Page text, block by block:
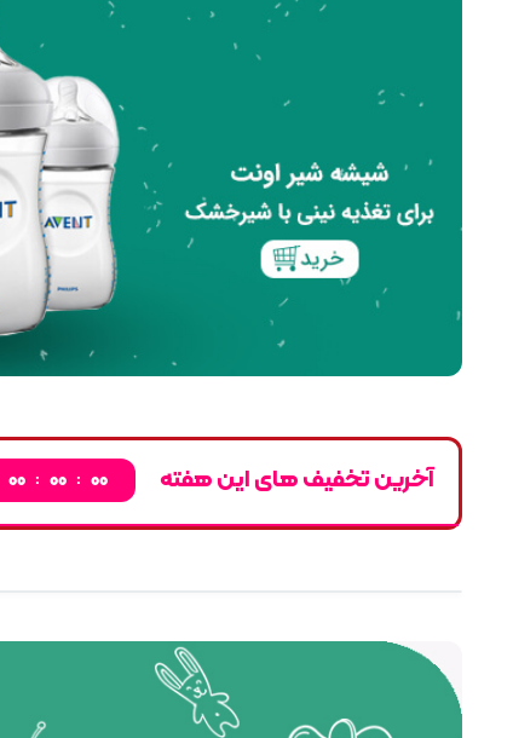
آخرین تخفیف های این هفته 00 : 00 : 00